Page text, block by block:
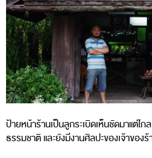
ป้ายหน้าร้านเป็นลูกระเบิดเห็นชัดมาแต่ไก
ธรรมชาติ และยังมีงานศิลปะของเจ้าของ